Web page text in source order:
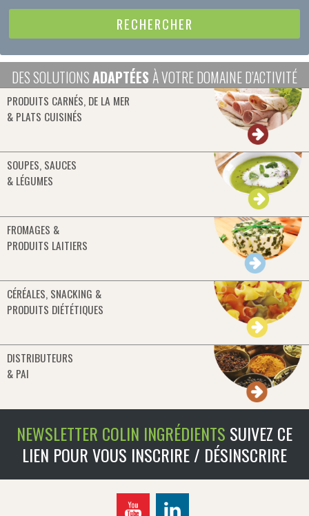
DES SOLUTIONSADAPTÉES À VOTRE DOMAINE D’ACTIVITÉ
PRODUITS CARNÉS, DE LA MER
& PLATS CUISINÉS
SOUPES, SAUCES
& LÉGUMES
FROMAGES &
PRODUITS LAITIERS
CÉRÉALES, SNACKING &
PRODUITS DIÉTÉTIQUES
DISTRIBUTEURS
& PAI
NEWSLETTER COLIN INGRÉDIENTS SUIVEZ CE
LIEN POUR VOUS INSCRIRE / DÉSINSCRIRE